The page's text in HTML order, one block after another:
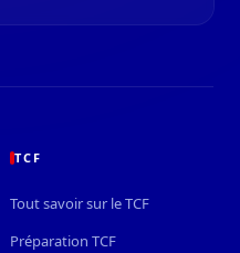
TCF
Tout savoir sur le TCF
Préparation TCF